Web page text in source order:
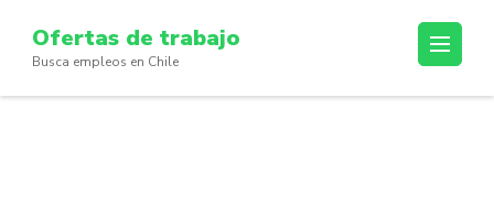
content
(Press
Ofertas de trabajo
Busca empleos en Chile